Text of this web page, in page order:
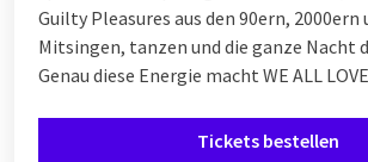
Guilty Pleasures aus den 90ern, 2000ern
Mitsingen, tanzen und die ganze Nacht
Genau diese Energie macht WE ALL
Tickets bestellen